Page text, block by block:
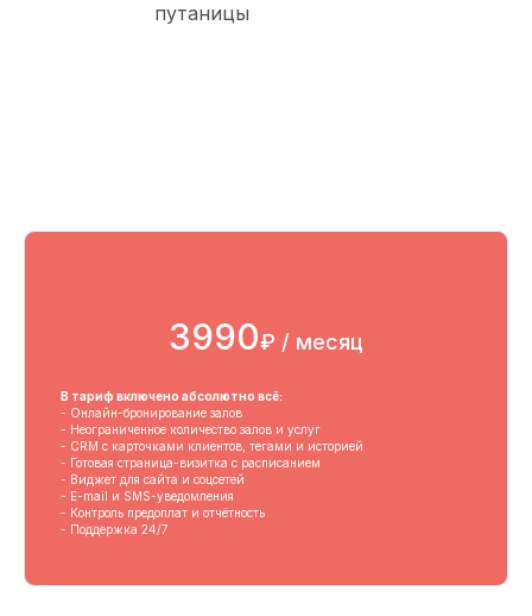
путаницы
3990₽ / месяц
В тариф включено абсолютно всё:
- Онлайн-бронирование залов
- Неограниченное количество залов и услуг
- CRM с карточками клиентов, тегами и историей
- Готовая страница-визитка с расписанием
- Виджет для сайта и соцсетей
- E-mail и SMS-уведомления
- Контроль предоплат и отчётность
- Поддержка 24/7